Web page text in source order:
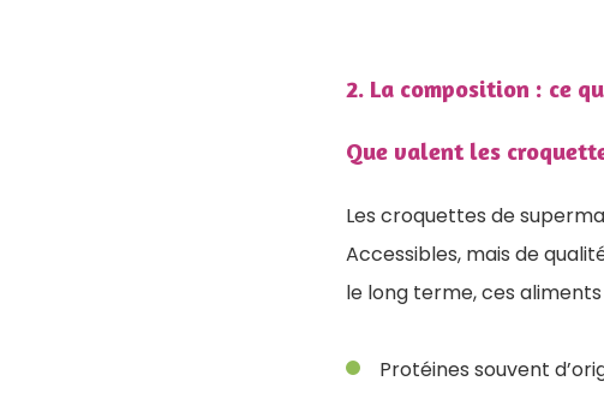
2. La composition : ce
Que valent les
Les croquettes de
Accessibles, mais de
le long terme, ces
Protéines souvent